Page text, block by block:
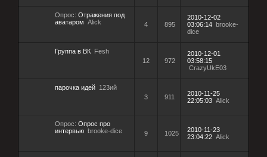
Опрос: Отражения под
аватаром Alick 4 895
2010-12-02
03:06:14 brooke-
dice
Группа в ВК Fesh
12
972
2010-12-01
03:58:15
CrazyUkE03
парочка идей 123ий
3
911
2010-11-25
22:05:03 Alick
Опрос: Опрос про
интервью brooke-dice 9 1025
2010-11-23
23:04:22 Alick